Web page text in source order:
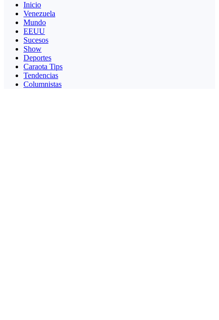
Inicio
Venezuela
Mundo
EEUU
Sucesos
Show
Deportes
Caraota Tips
Tendencias
Columnistas